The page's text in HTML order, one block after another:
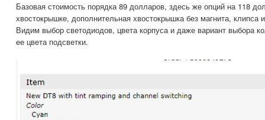
Базовая стоимость порядка 89 долларов, здесь же опций на 118
хвостокрышке, дополнительная хвостокрышка без магнита, клипса
Видим выбор светодиодов, цвета корпуса и даже вариант выбора
ее цвета подсветки.